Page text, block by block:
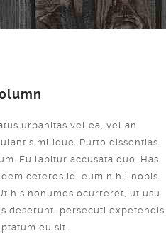
urbanitas vel ea, vel an
similique. Purto dissentias
Eu labitur accusata quo. Has
ceteros id, eum nihil nobis
his nonumes ocurreret, ut usu
deserunt, persecuti expetendis
eu sit.